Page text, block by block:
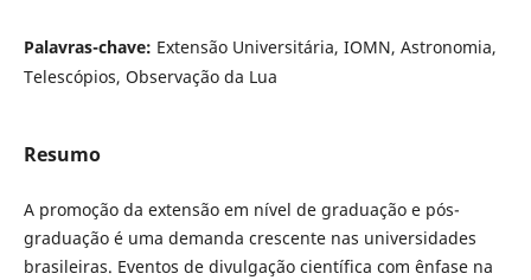
Palavras-chave: Extensão Universitária, IOMN, Astronomia,
Telescópios, Observação da Lua
Resumo
A promoção da extensão em nível de graduação e pós-
graduação é uma demanda crescente nas universidades
brasileiras. Eventos de divulgação científica com ênfase na